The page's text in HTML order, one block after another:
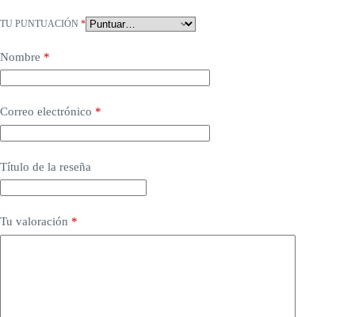
TU PUNTUACIÓN *
Nombre *
Correo electrónico *
Título de la reseña
Tu valoración *